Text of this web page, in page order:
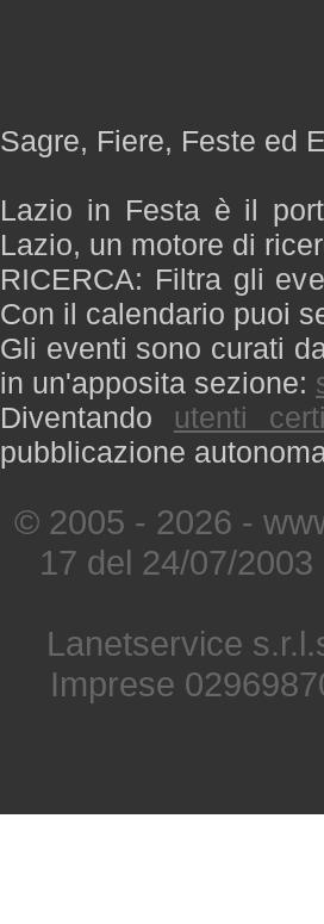
Sagre, Fiere, Feste ed
Lazio in Festa è il
Lazio, un motore di
RICERCA: Filtra gli
Con il calendario puoi
Gli eventi sono curati
in un'apposita sezione:
Diventando utenti
pubblicazione
© 2005 - 2026 -
17 del 24/07/
Lanetservice
Imprese